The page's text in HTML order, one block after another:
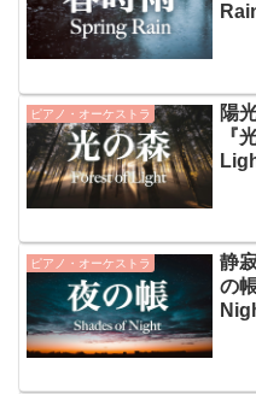
ピアノ・オーケストラ
陽
『
ピアノ・オーケストラ
静
の